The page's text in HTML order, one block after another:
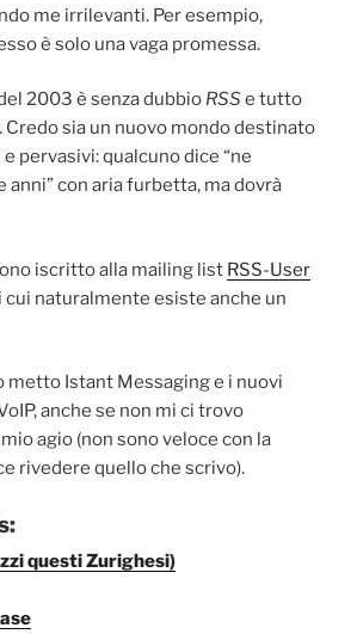
me irrilevanti. Per esempio,
è solo una vaga promessa.
2003 è senza dubbio RSS e tutto
Credo sia un nuovo mondo destinato
pervasivi: qualcuno dice “ne
anni” con aria furbetta, ma dovrà
iscritto alla mailing list RSS-User
cui naturalmente esiste anche un
metto Istant Messaging e i nuovi
anche se non mi ci trovo
agio (non sono veloce con la
rivedere quello che scrivo).
questi Zurighesi)